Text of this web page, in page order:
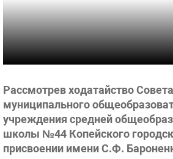
Рассмотрев ходатайство
муниципального
учреждения средней
школы №44 Копейского
присвоении имени С.Ф.